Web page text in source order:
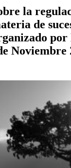
la
de
Noviembre